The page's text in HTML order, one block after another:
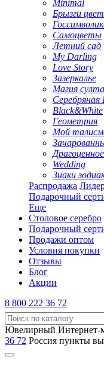
Minimal
Брызги
Самоцветы
Летний сад
My Darling
Love Story
Зазеркалье
Магия
Black&White
Геометрия
Мой
Wedding
Знаки
Распродажа
Подарочный
Еще
Столовое серебро
Подарочный
Продажи оптом
Условия покупки
Отзывы
Блог
Акции
8 800 222 36 72
Ювелирный Интернет-
36 72 Россия пункты